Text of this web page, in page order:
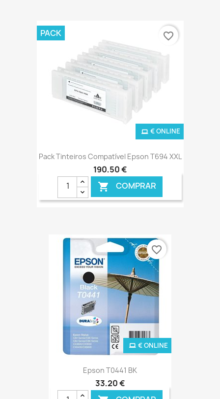
Pack Tinteiros Compatível Epson T694 XXL
190,50 €
 COMPRAR
€ ONLINE
PACK favorite_border
Epson T0441 BK
33,20 €
€ ONLINE
favorite_border